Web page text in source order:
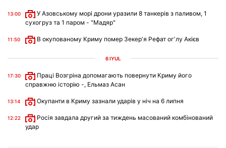
13:00
У Азовському морі дрони уразили 8 танкерів з паливом, 1
сухогруз та 1 паром - "Мадяр"
11:50 В окупованому Криму помер Зекерʼя Рефат огʼлу Акієв
6 IYÜL
17:30
Праці Возгріна допомагають повернути Криму його
справжню історію -, Ельмаз Асан
13:14 Окупанти в Криму зазнали ударів у ніч на 6 липня
12:22
Росія завдала другий за тиждень масований комбінований
удар